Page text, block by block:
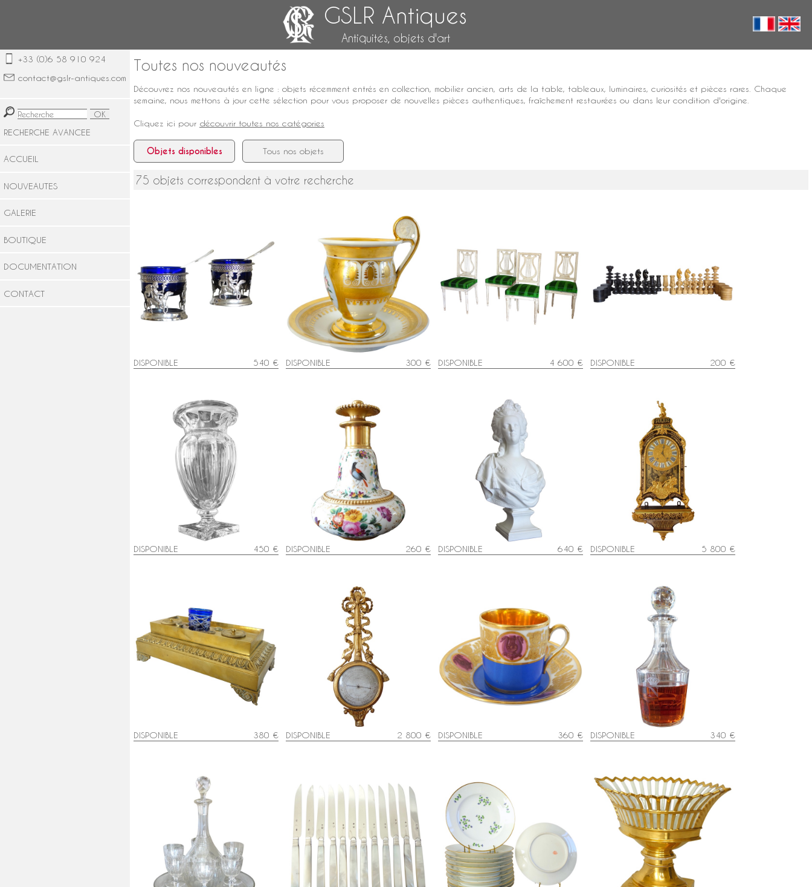
GSLR Antiques
Antiquités, objets d'art
+33 (0)6 58 910 924
contact@gslr-antiques.com
RECHERCHE AVANCEE
ACCUEIL
NOUVEAUTES
GALERIE
BOUTIQUE
DOCUMENTATION
CONTACT
Toutes nos nouveautés
Découvrez nos nouveautés en ligne : objets récemment entrés en collection, mobilier ancien, arts de la table, tableaux, luminaires, curiosités et pièces rares. Chaque
semaine, nous mettons à jour cette sélection pour vous proposer de nouvelles pièces authentiques, fraîchement restaurées ou dans leur condition d'origine.
Cliquez ici pour découvrir toutes nos catégories
Objets disponibles Tous nos objets
75 objets correspondent à votre recherche
Paire de salerons / salières Empire
à l'amour fidèle en Argent massif -
poinçon Coq
DISPONIBLE 540 €
Tasse à café ovoide en porcelaine
de Paris à riche décor floral et or,
époque Charles X - 1820
DISPONIBLE 300 €
Suite de 4 chaises lyre d'époque
Louis XVI en bois laqué et velours
de soie
DISPONIBLE 4 600 €
Jeu d'échecs d'époque début XIXe
en buis tourné et sculpté - idéal
complément table tric trac
DISPONIBLE 200 €
Grand vase en cristal de Saint
Louis taillé, époque fin XIXe siècle
DISPONIBLE 450 €
Manufacture Darte - flacon en
porcelaine à décor floral et or
d'époque Charles X - signé
DISPONIBLE 260 €
Buste de la Reine Marie-Antoinette
en biscuit de porcelaine, modèle
de Lecomte par Samson - 42cm
DISPONIBLE 640 €
Pendule cartel et sa console
d'époque Louis XIV par Jean Varin
en marqueterie Boulle
DISPONIBLE 5 800 €
Encrier Empire en bronze ciselé et
doré - époque début XIXe
DISPONIBLE 380 €
Baromètre d'époque Louis XVI en
bois sculpté et doré - Gohin à
Paris - fonctionnel et complet
DISPONIBLE 2 800 €
Manufacture Feuillet - tasse litron
à décor polychrome et or
d'époque Restauration
DISPONIBLE 360 €
Carafe à cognac / whisky du
service Impérial en cristal de
Baccarat : N & couronne de
Napoléon III
DISPONIBLE 340 €
Service à porto en cristal de
Baccarat taillé - modèle au décor
Louis XVI
Suite de 12 couteaux à fruits,
lames argent massif, manches en
nacre - poinçons Coq & Vieillard
Manufacture Dihl et Guerhard :
suite de 12 assiettes de table aux
Barbeaux - signées
Coupe ajourée de forme navette,
porcelaine de Paris dorée à l'or,
époque Empire Restauration